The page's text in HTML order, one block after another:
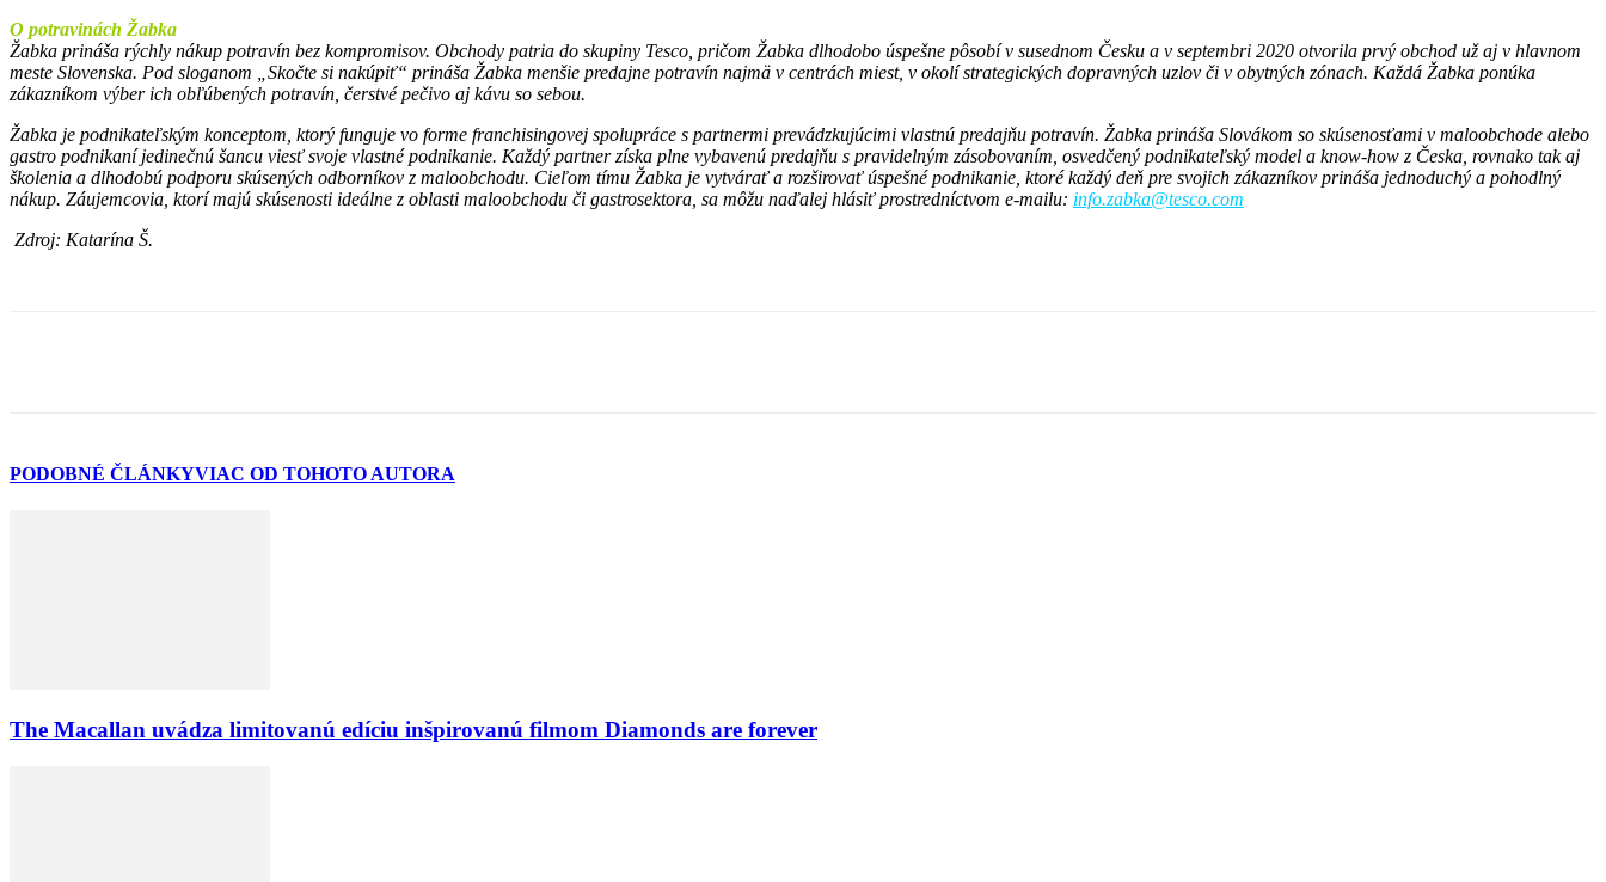
O potravinách Žabka
Žabka prináša rýchly nákup potravín bez kompromisov. Obchody patria do skupiny Tesco, pričom Žabka dlhodobo úspešne pôsobí v susednom Česku a v septembri 2020 otvorila prvý obchod už aj v hlavnom
meste Slovenska. Pod sloganom „Skočte si nakúpiť“ prináša Žabka menšie predajne potravín najmä v centrách miest, v okolí strategických dopravných uzlov či v obytných zónach. Každá Žabka ponúka
zákazníkom výber ich obľúbených potravín, čerstvé pečivo aj kávu so sebou.
Žabka je podnikateľským konceptom, ktorý funguje vo forme franchisingovej spolupráce s partnermi prevádzkujúcimi vlastnú predajňu potravín. Žabka prináša Slovákom so skúsenosťami v maloobchode alebo
gastro podnikaní jedinečnú šancu viesť svoje vlastné podnikanie. Každý partner získa plne vybavenú predajňu s pravidelným zásobovaním, osvedčený podnikateľský model a know-how z Česka, rovnako tak aj
školenia a dlhodobú podporu skúsených odborníkov z maloobchodu. Cieľom tímu Žabka je vytvárať a rozširovať úspešné podnikanie, ktoré každý deň pre svojich zákazníkov prináša jednoduchý a pohodlný
nákup. Záujemcovia, ktorí majú skúsenosti ideálne z oblasti maloobchodu či gastrosektora, sa môžu naďalej hlásiť prostredníctvom e-mailu: info.zabka@tesco.com
Zdroj: Katarína Š.
PODOBNÉ ČLÁNKYVIAC OD TOHOTO AUTORA
The Macallan uvádza limitovanú edíciu inšpirovanú filmom Diamonds are forever